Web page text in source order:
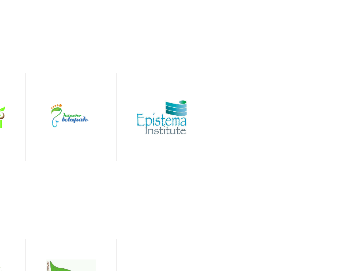
Kaoem Telapak Epistema Institute